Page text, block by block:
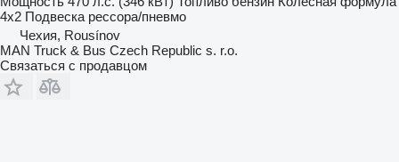
4x2 Подвеска рессора/пневмо
Чехия, Rousínov
MAN Truck & Bus Czech Republic s. r.o.
Связаться с продавцом